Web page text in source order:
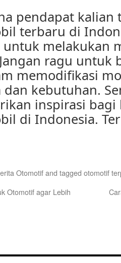
pendapat
terbaru di
melakukan
ragu untuk
memodifikasi
dan kebutuhan.
inspirasi bagi
di Indonesia.
Otomotifand tagged otomotif
Otomotif agar Lebih